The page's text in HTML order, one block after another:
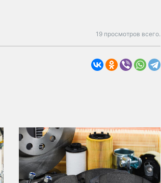
19 просмотров всего.